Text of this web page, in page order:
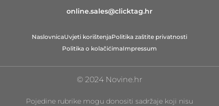
online.sales@clicktag.hr
NaslovnicaUvjeti korištenjaPolitika zaštite privatnosti
Politika o kolačićimaImpressum
© 2024 Novine.hr
Pojedine rubrike mogu donositi sadržaje koji nisu